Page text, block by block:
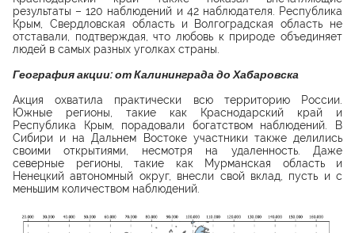
результаты – 120 наблюдений и 42 наблюдателя. Республика
Крым, Свердловская область и Волгоградская область не
отставали, подтверждая, что любовь к природе объединяет
людей в самых разных уголках страны.
География акции: от Калининграда до Хабаровска
Акция охватила практически всю территорию России.
Южные регионы, такие как Краснодарский край и
Республика Крым, порадовали богатством наблюдений. В
Сибири и на Дальнем Востоке участники также делились
своими открытиями, несмотря на удаленность. Даже
северные регионы, такие как Мурманская область и
Ненецкий автономный округ, внесли свой вклад, пусть и с
меньшим количеством наблюдений.